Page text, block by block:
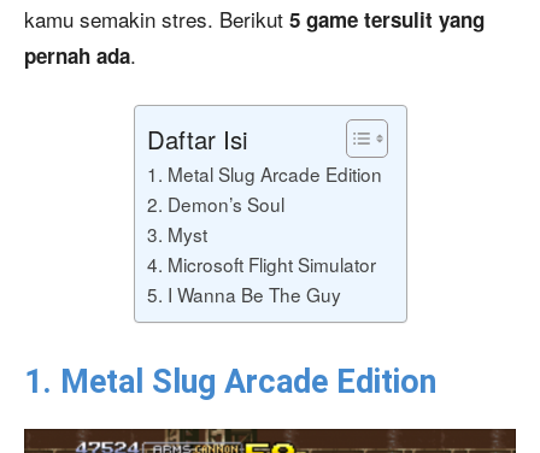
kamu semakin stres. Berikut 5 game tersulit yang
pernah ada.
Daftar Isi
1. Metal Slug Arcade Edition
2. Demon’s Soul
3. Myst
4. Microsoft Flight Simulator
5. I Wanna Be The Guy
1. Metal Slug Arcade Edition